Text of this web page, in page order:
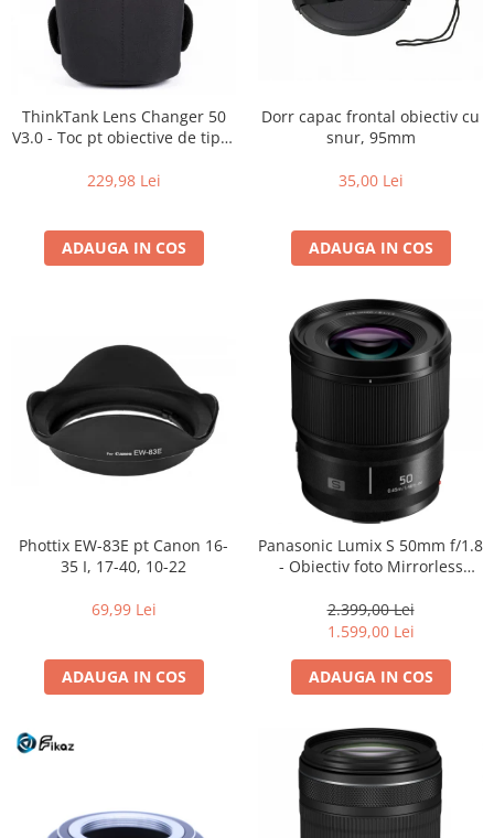
ThinkTank Lens Changer 50
V3.0 - Toc pt obiective de tipul
229,98 Lei
ADAUGA IN COS
Dorr capac frontal obiectiv cu
snur, 95mm
35,00 Lei
ADAUGA IN COS
Phottix EW-83E pt Canon 16-
35 I, 17-40, 10-22
69,99 Lei
ADAUGA IN COS
Panasonic Lumix S 50mm f/1.8
- Obiectiv foto Mirrorless
2.399,00 Lei
1.599,00 Lei
ADAUGA IN COS